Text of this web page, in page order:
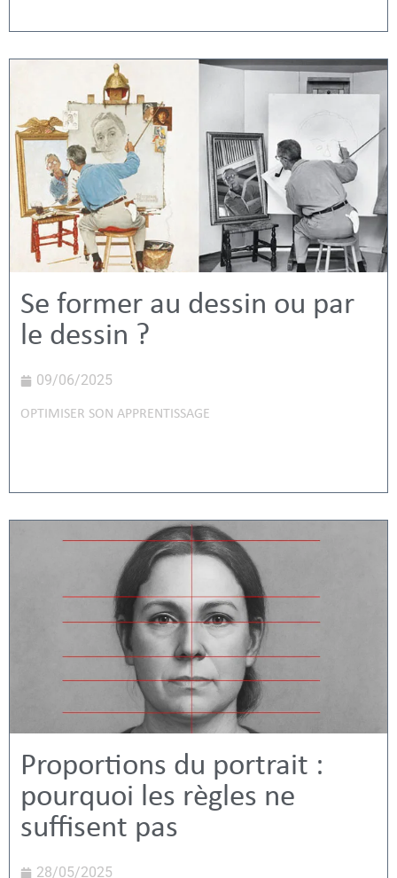
Se former au dessin ou par
le dessin ?
09/06/2025
OPTIMISER SON APPRENTISSAGE
Proportions du portrait :
pourquoi les règles ne
suffisent pas
28/05/2025